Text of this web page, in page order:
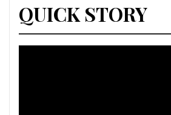
QUICK STORY